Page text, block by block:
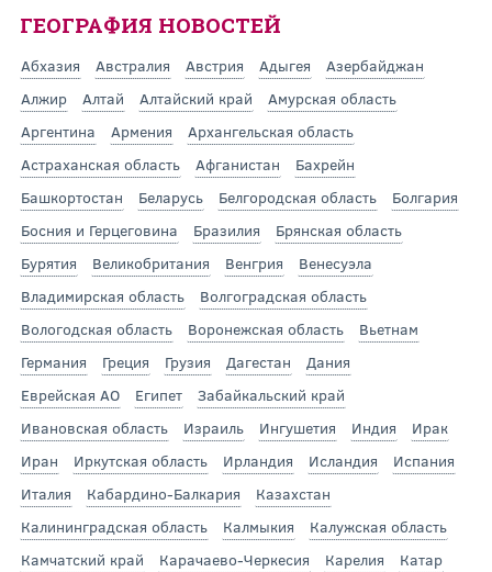
ГЕОГРАФИЯ НОВОСТЕЙ
Абхазия Австралия Австрия Адыгея
Азербайджан
Алжир
Алтай Алтайский край
Амурская область
Аргентина
Армения
Архангельская область
Астраханская область
Афганистан
Бахрейн
Башкортостан
Беларусь Белгородская область
Болгария
Босния и Герцеговина
Бразилия
Брянская область
Бурятия
Великобритания Венгрия
Венесуэла
Владимирская область
Волгоградская область
Вологодская область
Воронежская область
Вьетнам
Германия
Греция Грузия Дагестан
Дания
Еврейская АО
Египет
Забайкальский край
Ивановская область
Израиль Ингушетия Индия
Ирак
Иран
Иркутская область Ирландия Исландия
Испания
Италия
Кабардино-Балкария
Казахстан
Калининградская область
Калмыкия
Калужская область
Камчатский край
Карачаево-Черкесия Карелия
Катар